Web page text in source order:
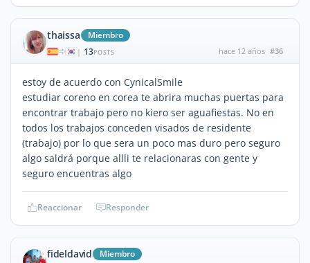
thaissa Miembro
| 13POSTS hace 12 años #36
estoy de acuerdo con CynicalSmile
estudiar coreno en corea te abrira muchas puertas para
encontrar trabajo pero no kiero ser aguafiestas. No en
todos los trabajos conceden visados de residente
(trabajo) por lo que sera un poco mas duro pero seguro
algo saldrá porque allli te relacionaras con gente y
seguro encuentras algo
Reaccionar Responder
fideldavid Miembro